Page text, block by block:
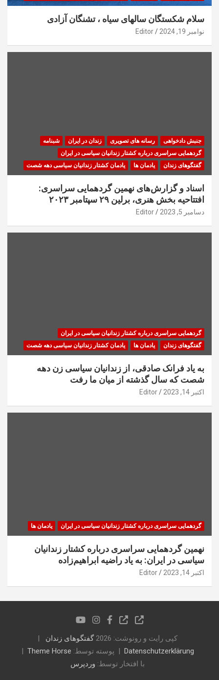
سلام شکستگان سالهای سیاه ، تشنگان آزادی
نوامبر 19, 2024 Editor
جنبش دادخواهی رسانه های تصویری زندان در ایران
شبنامه
گردهمایی سراسری درباره کشتار زندانیان سیاسی در ایران
گفتگوهای زندان
یادمان ها یادمان کشتار زندانیان سیاسی دهه شصت
اسناد و گزارش‌های نهمین گردهمایی سراسری:
افتتاحیه بخش هنری، برلین ۲۹ سپتامبر ۲۰۲۳
دسامبر 5, 2023 Editor
گردهمایی سراسری درباره کشتار زندانیان سیاسی در ایران
گفتگوهای زندان
یادمان ها یادمان کشتار زندانیان سیاسی دهه شصت
به یاد فرانک صادقی، از زندانیان سیاسی زن دهه
شصت که سال گذشته از میان ما رفت
اکتبر 14, 2023 Editor
گردهمایی سراسری درباره کشتار زندانیان سیاسی در ایران یادمان ها
نهمین گردهمایی سراسری درباره کشتار زندانیان
سیاسی در ایران: به یاد راضیه ابراهیم‌زاده
اکتبر 14, 2023 Editor
کپی رایت و رونوشت: 2026
گفتگوهای زندان
Datenschutzerklärung
پوسته توسط: Theme Horse
با افتخار توسط: وردپرس